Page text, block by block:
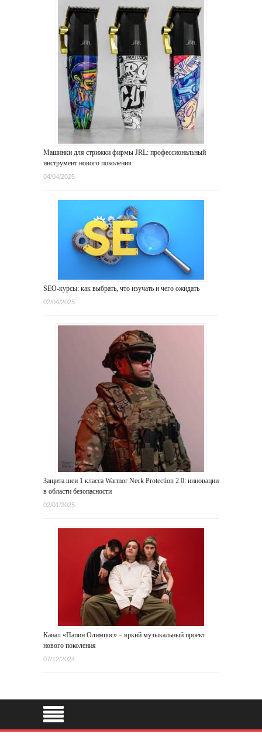
Машинки для стрижки фирмы JRL: профессиональный
инструмент нового поколения
04/04/2025
SEO-курсы: как выбрать, что изучать и чего ожидать
02/04/2025
Защита шеи 1 класса Warmor Neck Protection 2.0: инновации
в области безопасности
02/01/2025
Канал «Папин Олимпос» – яркий музыкальный проект
нового поколения
07/12/2024